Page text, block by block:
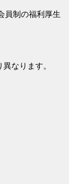
員制の福利厚生
なります。